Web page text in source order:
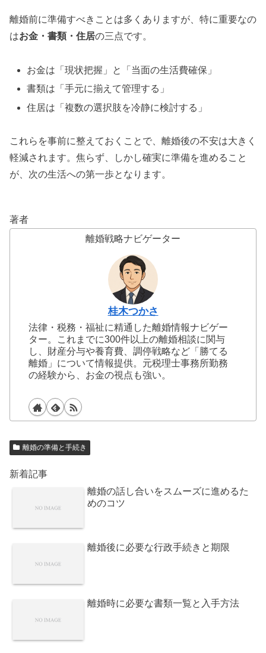
離婚前に準備すべきことは多くありますが、特に重要なの
はお金・書類・住居の三点です。
お金は「現状把握」と「当面の生活費確保」
書類は「手元に揃えて管理する」
住居は「複数の選択肢を冷静に検討する」
これらを事前に整えておくことで、離婚後の不安は大きく
軽減されます。焦らず、しかし確実に準備を進めること
が、次の生活への第一歩となります。
著者
離婚戦略ナビゲーター
桂木つかさ
法律・税務・福祉に精通した離婚情報ナビゲー
ター。これまでに300件以上の離婚相談に関与
し、財産分与や養育費、調停戦略など「勝てる
離婚」について情報提供。元税理士事務所勤務
の経験から、お金の視点も強い。
離婚の準備と手続き
新着記事
離婚の話し合いをスムーズに進めるた
めのコツ
離婚後に必要な行政手続きと期限
離婚時に必要な書類一覧と入手方法